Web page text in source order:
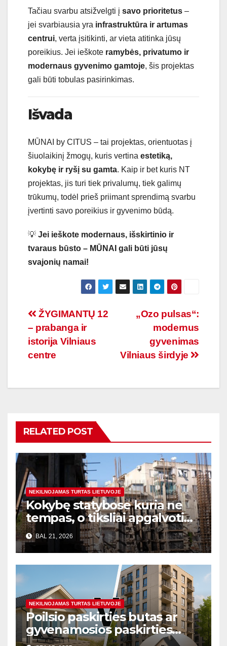
Tačiau svarbu atsižvelgti į savo prioritetus –
jei svarbiausia yra infrastruktūra ir artumas
centrui, verta įsitikinti, ar vieta atitinka jūsų
poreikius. Jei ieškote ramybės, privatumo ir
modernaus gyvenimo gamtoje, šis projektas
gali būti tobulas pasirinkimas.
Išvada
MŪNAI by CITUS – tai projektas, orientuotas į
šiuolaikinį žmogų, kuris vertina estetiką,
kokybę ir ryšį su gamta. Kaip ir bet kuris NT
projektas, jis turi tiek privalumų, tiek galimų
trūkumų, todėl prieš priimant sprendimą svarbu
įvertinti savo poreikius ir gyvenimo būdą.
💡 Jei ieškote modernaus, išskirtinio ir
tvaraus būsto – MŪNAI gali būti jūsų
svajonių namai!
Navigacija
tarp
įrašų
„Ozo pulsas“:
modernus
gyvenimas
Vilniaus širdyje
ŽYGIMANTŲ 12
– prabanga ir
istorija Vilniaus
centre
RELATED POST
NEKILNOJAMAS TURTAS LIETUVOJE
Kokybę statybose kuria ne
tempas, o tiksliai apgalvoti
sprendimai
BAL 21, 2026
NEKILNOJAMAS TURTAS LIETUVOJE
Poilsio paskirties butas ar
gyvenamosios paskirties
būstas: skirtumai, privalumai